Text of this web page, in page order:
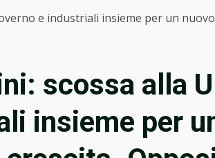
e industriali insieme per un
scossa alla
insieme per